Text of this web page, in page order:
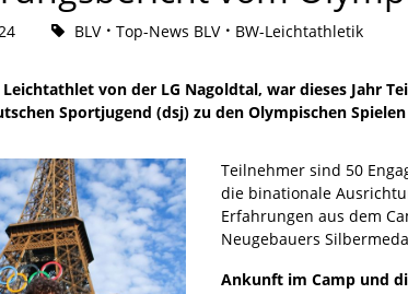
BLV Top-News BLV BW-Leichtathletik
Leichtathlet von der LG Nagoldtal, war dieses Jahr
Sportjugend (dsj) zu den Olympischen
Teilnehmer sind 50
die binationale
Erfahrungen aus dem
Neugebauers
Ankunft im Camp und